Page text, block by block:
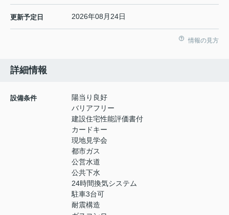
更新予定日 2026年08月24日
情報の見方
詳細情報
設備条件
陽当り良好
バリアフリー
建設住宅性能評価書付
カードキー
現地見学会
都市ガス
公営水道
公共下水
24時間換気システム
駐車3台可
耐震構造